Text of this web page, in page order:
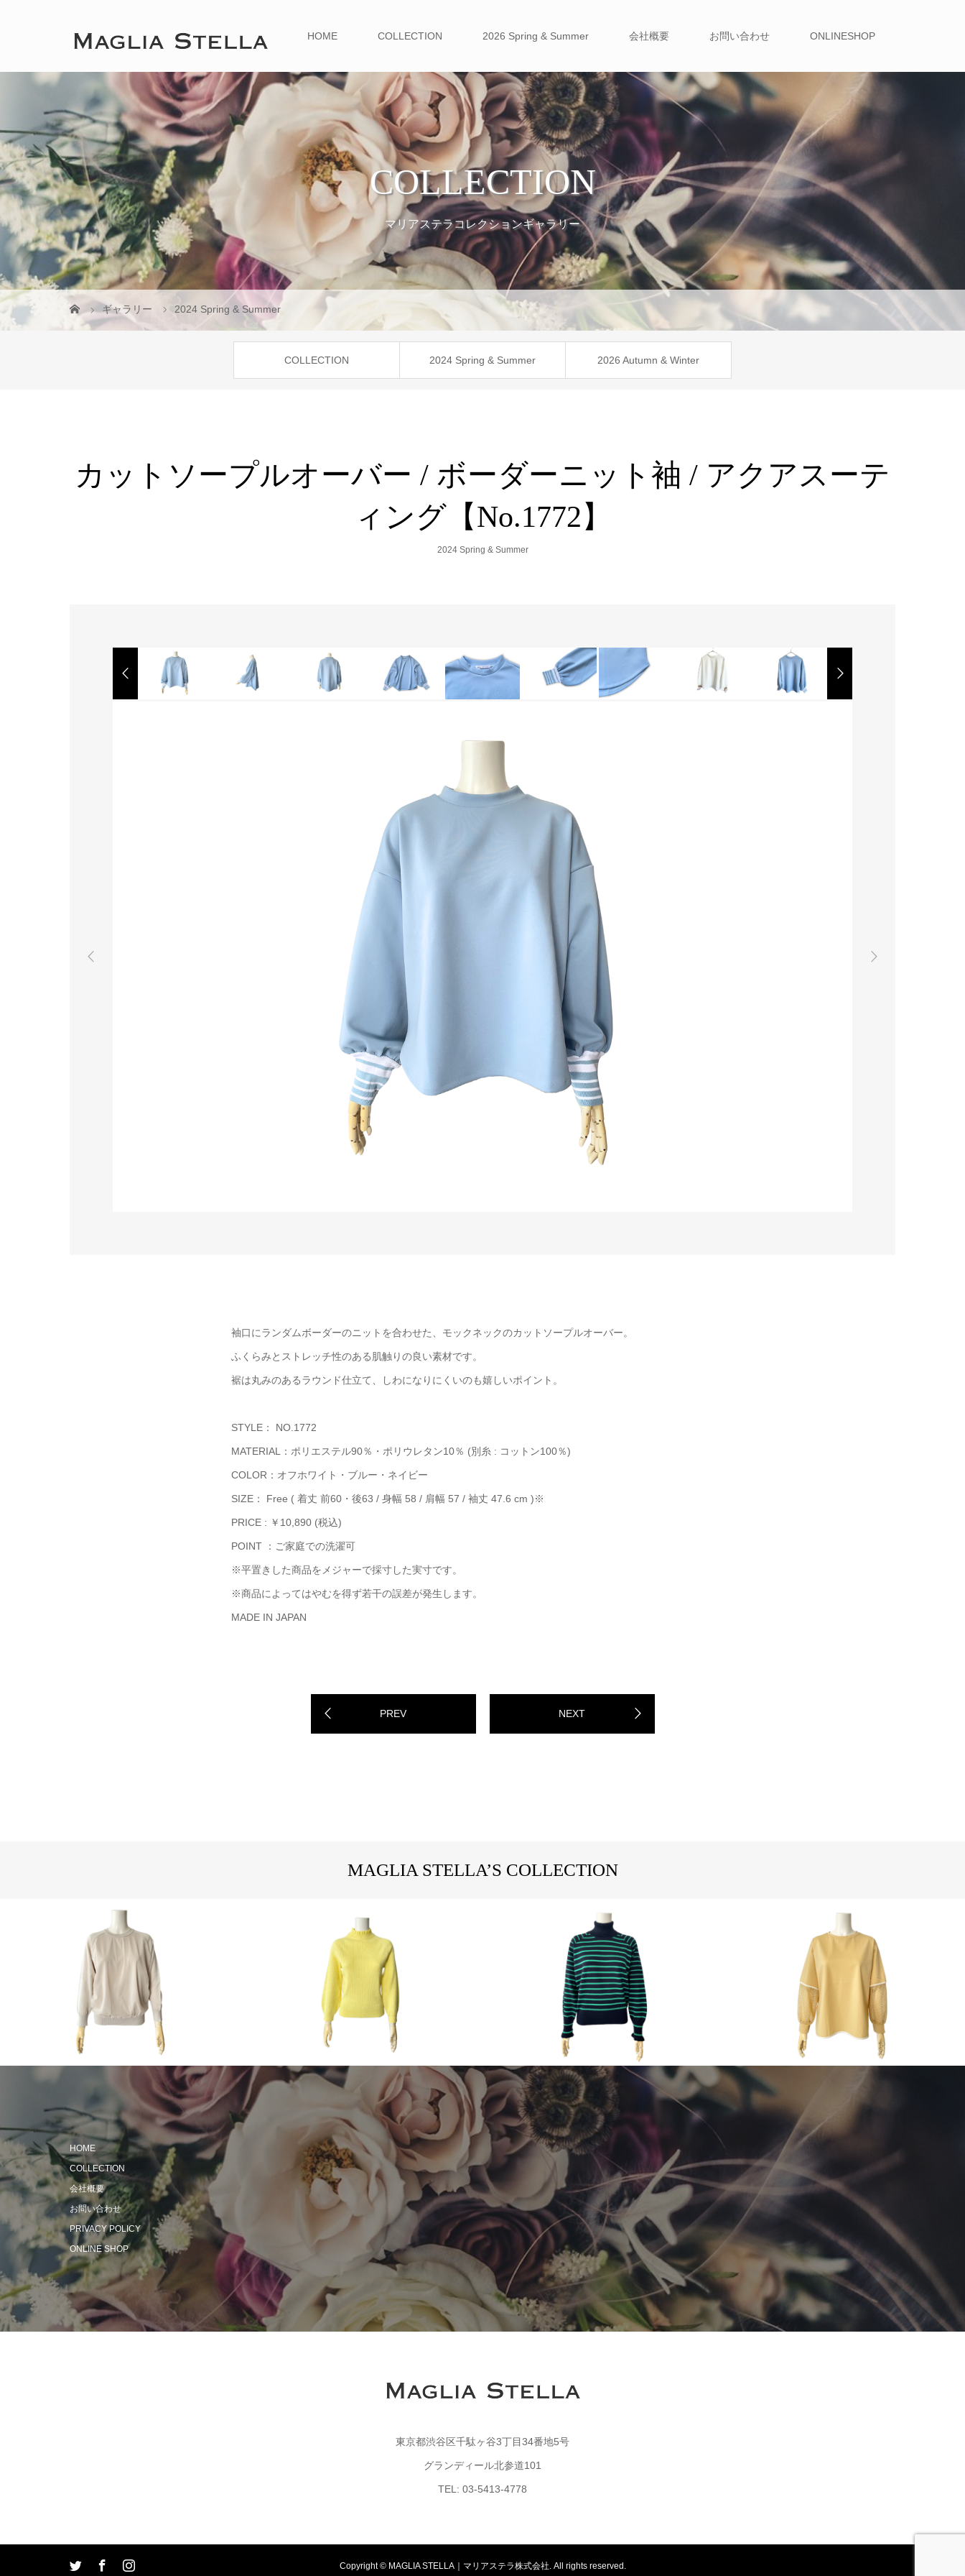
HOME COLLECTION 2026 Spring & Summer 会社概要 お問い合わせ ONLINESHOP
COLLECTION
マリアステラコレクションギャラリー
ギャラリー 2024 Spring & Summer
COLLECTION 2024 Spring & Summer 2026 Autumn & Winter
カットソープルオーバー / ボーダーニット袖 / アクアスーテ
ィング【No.1772】
2024 Spring & Summer
袖口にランダムボーダーのニットを合わせた、モックネックのカットソープルオーバー。
ふくらみとストレッチ性のある肌触りの良い素材です。
裾は丸みのあるラウンド仕立て、しわになりにくいのも嬉しいポイント。
STYLE： NO.1772
MATERIAL：ポリエステル90％・ポリウレタン10％ (別糸 : コットン100％)
COLOR：オフホワイト・ブルー・ネイビー
SIZE： Free ( 着丈 前60・後63 / 身幅 58 / 肩幅 57 / 袖丈 47.6 cm )※
PRICE : ￥10,890 (税込)
POINT ：ご家庭での洗濯可
※平置きした商品をメジャーで採寸した実寸です。
※商品によってはやむを得ず若干の誤差が発生します。
MADE IN JAPAN
PREV NEXT
MAGLIA STELLA’S COLLECTION
2023 Autumn & Winter
2024 Spring & Summer
2023 Autumn & Winter
2024 Spring & Summer
HOME
COLLECTION
会社概要
お問い合わせ
PRIVACY POLICY
ONLINE SHOP
東京都渋谷区千駄ヶ谷3丁目34番地5号
グランディール北参道101
TEL: 03-5413-4778
Copyright © MAGLIA STELLA｜マリアステラ株式会社. All rights reserved.